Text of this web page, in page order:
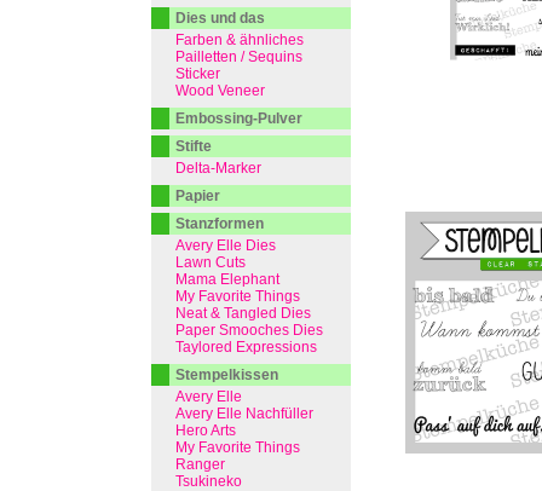
Dies und das
Farben & ähnliches
Pailletten / Sequins
Sticker
Wood Veneer
Embossing-Pulver
Stifte
Delta-Marker
Papier
Stanzformen
Avery Elle Dies
Lawn Cuts
Mama Elephant
My Favorite Things
Neat & Tangled Dies
Paper Smooches Dies
Taylored Expressions
Stempelkissen
Avery Elle
Avery Elle Nachfüller
Hero Arts
My Favorite Things
Ranger
Tsukineko